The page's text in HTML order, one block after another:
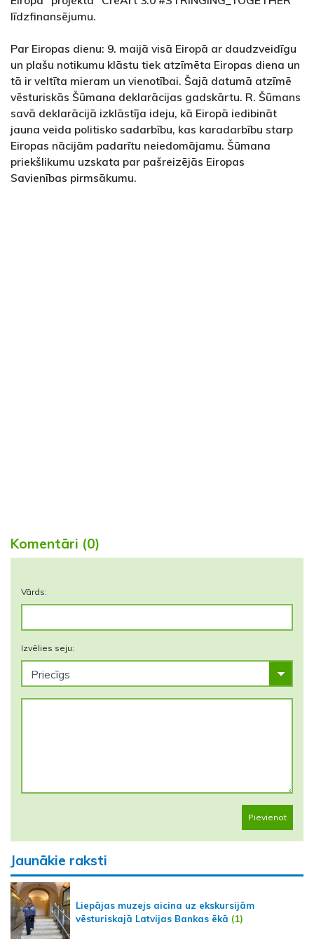
līdzfinansējumu.
Par Eiropas dienu: 9. maijā visā Eiropā ar daudzveidīgu
un plašu notikumu klāstu tiek atzīmēta Eiropas diena un
tā ir veltīta mieram un vienotībai. Šajā datumā atzīmē
vēsturiskās Šūmana deklarācijas gadskārtu. R. Šūmans
savā deklarācijā izklāstīja ideju, kā Eiropā iedibināt
jauna veida politisko sadarbību, kas karadarbību starp
Eiropas nācijām padarītu neiedomājamu. Šūmana
priekšlikumu uzskata par pašreizējās Eiropas
Savienības pirmsākumu.
Komentāri (0)
Vārds:
Izvēlies seju:
Pievienot
Jaunākie raksti
Liepājas muzejs aicina uz ekskursijām
vēsturiskajā Latvijas Bankas ēkā (1)